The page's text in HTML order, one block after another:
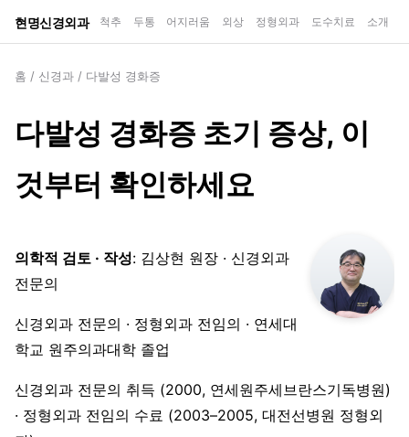
현명신경외과 척추 두통 어지러움 외상 정형외과 도수치료 소개
홈 / 신경과 / 다발성 경화증
다발성 경화증 초기 증상, 이
것부터 확인하세요
의학적 검토 · 작성: 김상현 원장 · 신경외과
전문의
신경외과 전문의 · 정형외과 전임의 · 연세대
학교 원주의과대학 졸업
신경외과 전문의 취득 (2000, 연세원주세브란스기독병원)
· 정형외과 전임의 수료 (2003–2005, 대전선병원 정형외